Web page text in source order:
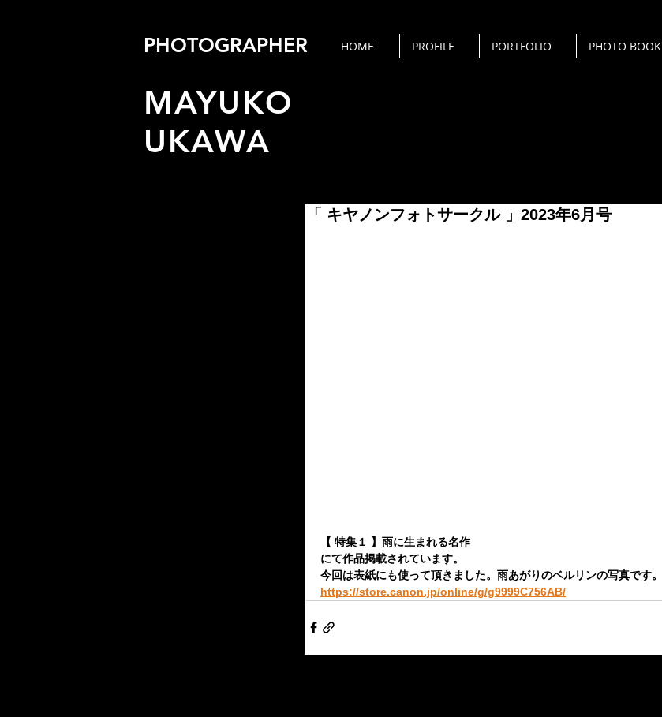
PHOTOGRAPHER
MAYUKO
UKAWA
HOME PROFILE PORTFOLIO PHOTO BOOK
「 キヤノンフォトサークル 」2023年6月号
【 特集１ 】雨に生まれる名作
にて作品掲載されています。
今回は表紙にも使って頂きました。雨あがりのベルリンの写真です。
https://store.canon.jp/online/g/g9999C756AB/